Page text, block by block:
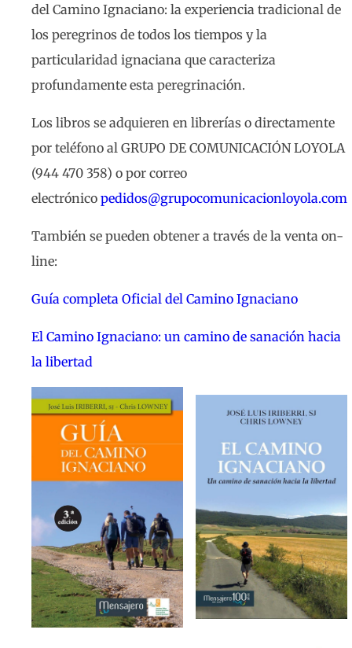
del Camino Ignaciano: la experiencia tradicional de
los peregrinos de todos los tiempos y la
particularidad ignaciana que caracteriza
profundamente esta peregrinación.
Los libros se adquieren en librerías o directamente
por teléfono al GRUPO DE COMUNICACIÓN LOYOLA
(944 470 358) o por correo
electrónico pedidos@grupocomunicacionloyola.com
También se pueden obtener a través de la venta on-
line:
Guía completa Oficial del Camino Ignaciano
El Camino Ignaciano: un camino de sanación hacia
la libertad